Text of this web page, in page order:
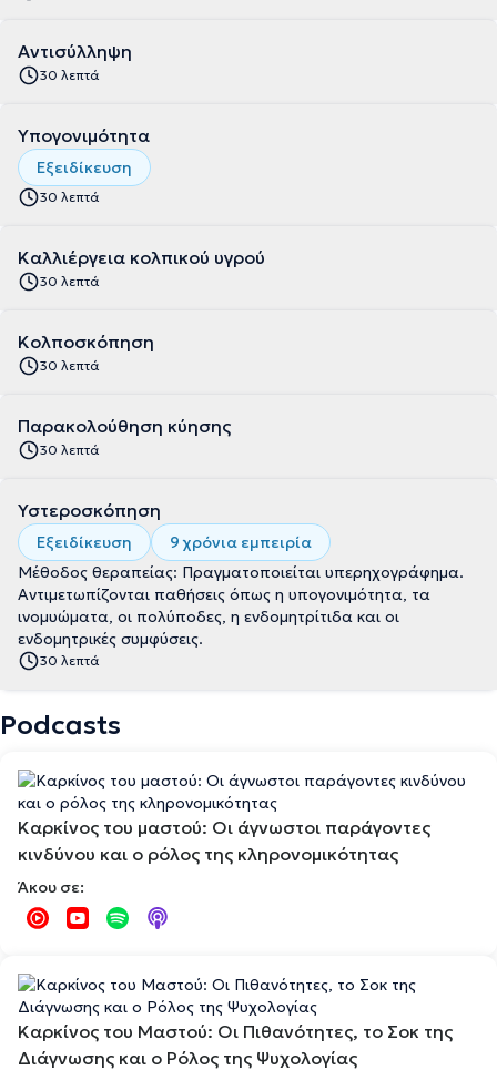
Αντισύλληψη
30 λεπτά
Υπογονιμότητα
Εξειδίκευση
30 λεπτά
Καλλιέργεια κολπικού υγρού
30 λεπτά
Κολποσκόπηση
30 λεπτά
Παρακολούθηση κύησης
30 λεπτά
Υστεροσκόπηση
Εξειδίκευση
9 χρόνια εμπειρία
Μέθοδος θεραπείας: Πραγματοποιείται υπερηχογράφημα.
Αντιμετωπίζονται παθήσεις όπως η υπογονιμότητα, τα
ινομυώματα, οι πολύποδες, η ενδομητρίτιδα και οι
ενδομητρικές συμφύσεις.
30 λεπτά
Podcasts
Καρκίνος του μαστού: Οι άγνωστοι παράγοντες
κινδύνου και ο ρόλος της κληρονομικότητας
Άκου σε:
Καρκίνος του Μαστού: Οι Πιθανότητες, το Σοκ της
Διάγνωσης και ο Ρόλος της Ψυχολογίας